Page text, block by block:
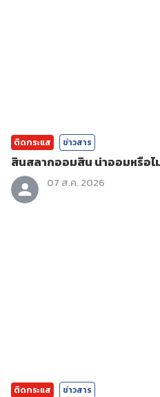
ติดกระแส ข่าวสาร
สินสลากออมสิน น่าออมหรือไ
07 ส.ค. 2026
ติดกระแส ข่าวสาร